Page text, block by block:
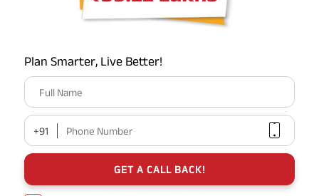
Plan Smarter, Live Better!
Full Name
+91 Phone Number
GET A CALL BACK!
टीम एबीएसएलआई
एबीएसएलआई सुपर टर्म प्लान
3 योजना विकल्प
प्रीमियम का 100%
रिटर्न
स्वास्थ्य प्रबंधन सेवाएँ
₹46000 मूल्य की